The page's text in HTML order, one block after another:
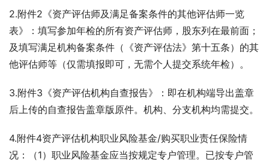
2.附件2《资产评估师及满足备案条件的其他评估师一览
表》：填写参加年检的所有资产评估师，股东列在最前面；
及填写满足机构备案条件（《资产评估法》第十五条）的其
他评估师等（仅需填报即可，无需个人提交系统年检）。
3.附件3《资产评估机构自查报告》：即在机构端导出盖章
后上传的自查报告盖章版原件。机构、分支机构均需提交。
4.附件4资产评估机构职业风险基金/购买职业责任保险情
况：（1）职业风险基金应当按规定专户管理。已按专户管